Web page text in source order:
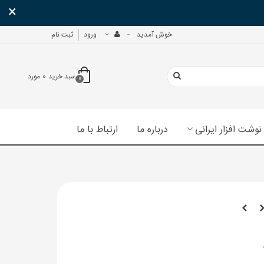
×
خوش آمدید ورود ثبت نام
0سبد خرید 0 مورد
نوشت افزار ایرانی درباره ما ارتباط با ما